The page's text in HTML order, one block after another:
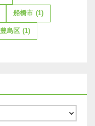
船橋市 (1)
豊島区 (1)